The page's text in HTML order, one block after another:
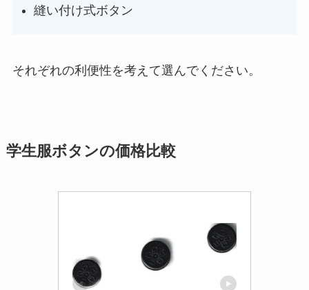
縫い付け式ボタン
それぞれの利便性を考えて選んでください。
学生服ボタンの価格比較